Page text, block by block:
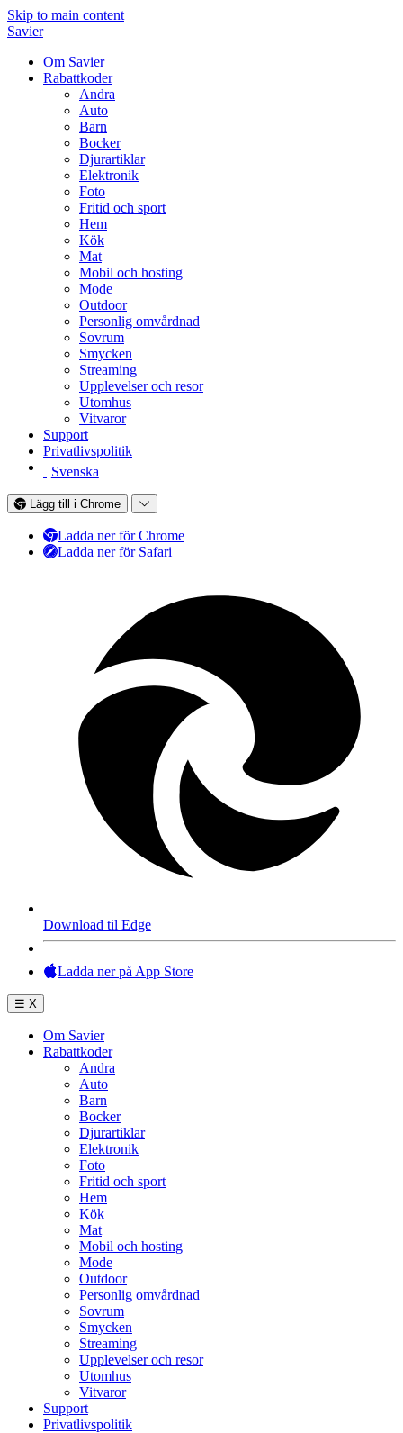
Skip to main content
Savier
Om Savier
Rabattkoder
Andra
Auto
Barn
Bocker
Djurartiklar
Elektronik
Foto
Fritid och sport
Hem
Kök
Mat
Mobil och hosting
Mode
Outdoor
Personlig omvårdnad
Sovrum
Smycken
Streaming
Upplevelser och resor
Utomhus
Vitvaror
Support
Privatlivspolitik
Svenska
Lägg till i Chrome
Ladda ner för Chrome
Ladda ner för Safari
Download til Edge
Ladda ner på App Store
☰ X
Om Savier
Rabattkoder
Andra
Auto
Barn
Bocker
Djurartiklar
Elektronik
Foto
Fritid och sport
Hem
Kök
Mat
Mobil och hosting
Mode
Outdoor
Personlig omvårdnad
Sovrum
Smycken
Streaming
Upplevelser och resor
Utomhus
Vitvaror
Support
Privatlivspolitik